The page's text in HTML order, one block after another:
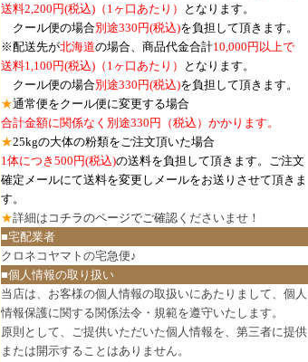
送料2,200円(税込)（1ヶ口あたり）
となります。
クール便の場合別途330円(税込)を負担して頂きます。
※配送先が北海道の場合、商品代金合計10,000円以上で
送料1,100円(税込) （1ヶ口あたり）
となります。
クール便の場合別途330円(税込)を負担して頂きます。
★通常便をクール便に変更する場合
合計金額に関係なく別途330円（税込）かかります。
★25kgの大体の粉類をご注文頂いた場合
1体につき500円(税込)の送料を負担して頂きます。ご注文
確定メールにて送料を変更しメールをお送りさせて頂きま
す。
★詳細は コチラのページでご確認 くださいませ！
■宅配業者
クロネコヤマトの宅急便♪
■個人情報の取り扱い
当店は、お客様の個人情報の取扱いにあたりまして、個人
情報保護に関する関係法令・規範を遵守いたします。
原則として、ご提供いただいた個人情報を、第三者に提供
または開示することはありません。